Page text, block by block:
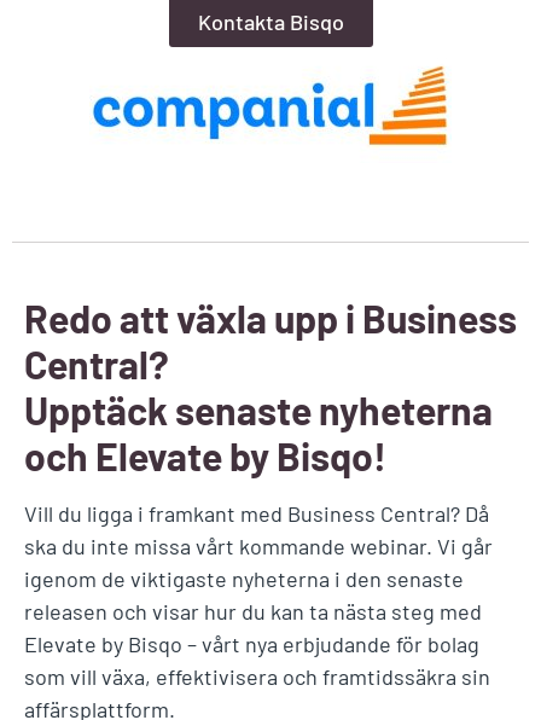
Kontakta Bisqo
Redo att växla upp i Business
Central?
Upptäck senaste nyheterna
och Elevate by Bisqo!
Vill du ligga i framkant med Business Central? Då
ska du inte missa vårt kommande webinar. Vi går
igenom de viktigaste nyheterna i den senaste
releasen och visar hur du kan ta nästa steg med
Elevate by Bisqo – vårt nya erbjudande för bolag
som vill växa, effektivisera och framtidssäkra sin
affärsplattform.